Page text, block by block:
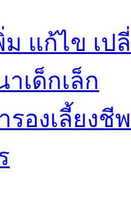
ม แก้ไข เ
เด็กเล็ก
องเลี้ยงชีพ